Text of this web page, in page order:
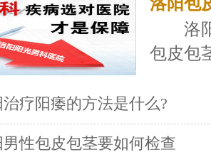
洛
包皮包
疗阳痿的方法是什么?
性包皮包茎要如何检查